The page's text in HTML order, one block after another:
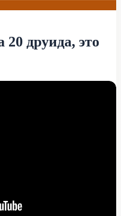
20 друида, это